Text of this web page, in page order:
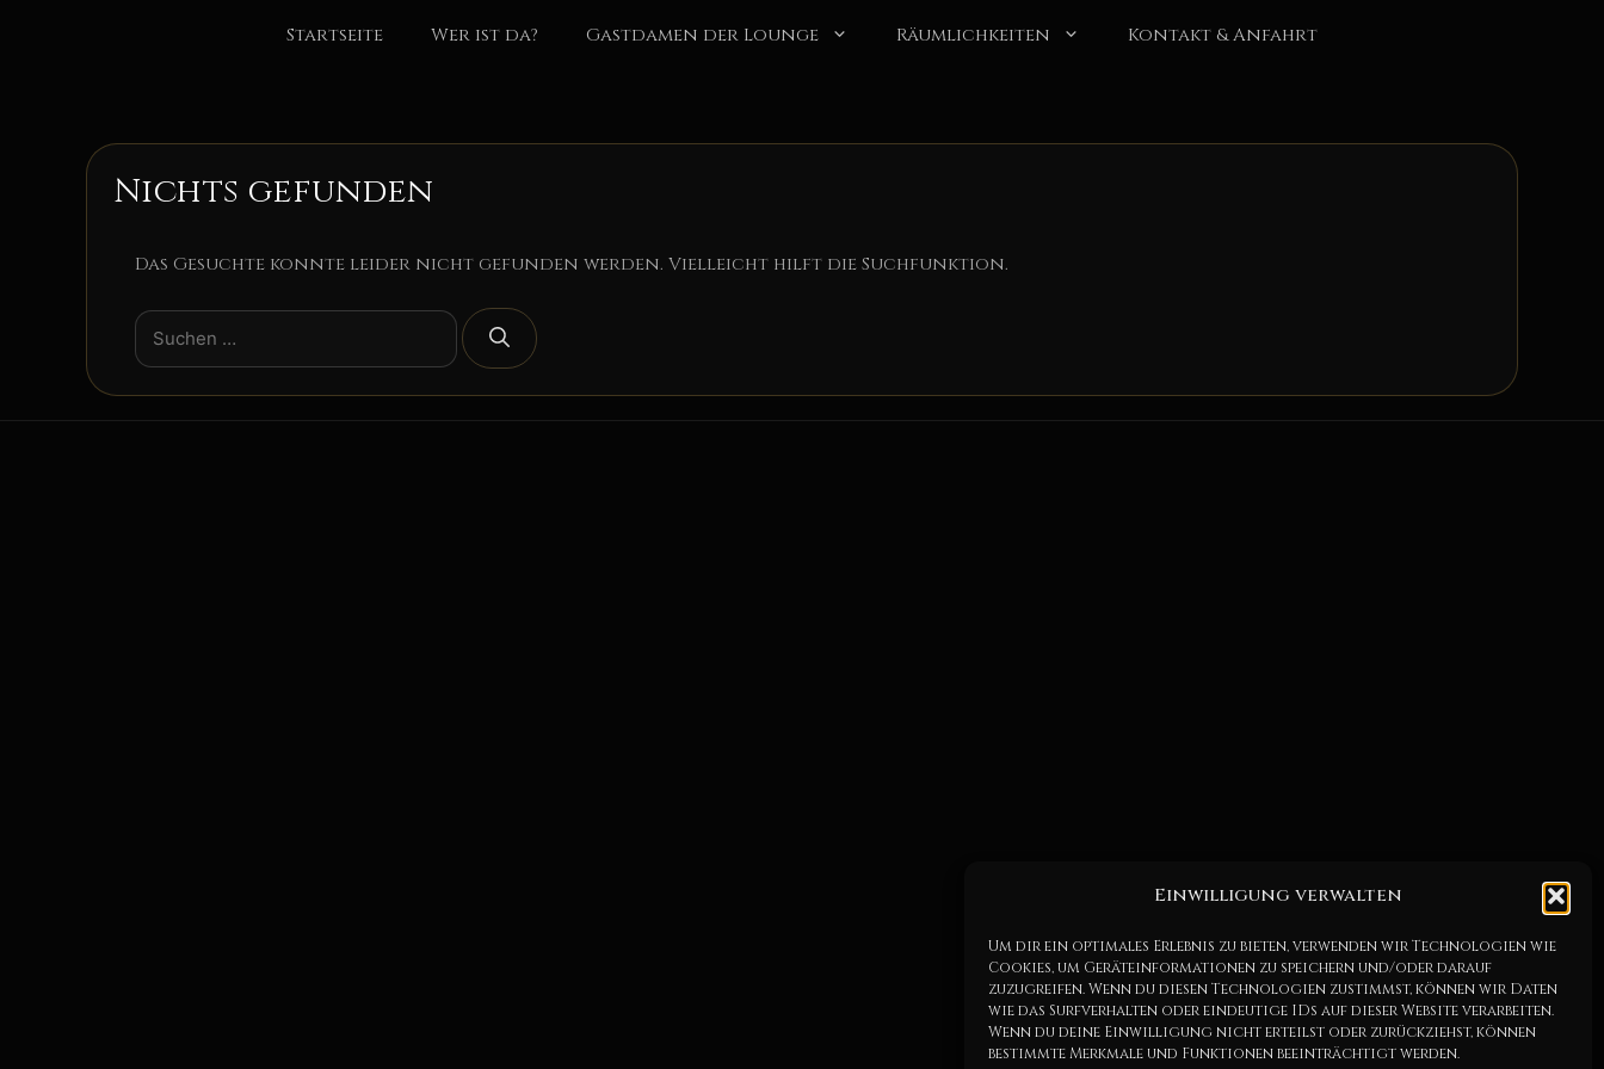
Einwilligung verwalten
Um dir ein optimales Erlebnis zu bieten, verwenden wir Technologien wie
Cookies, um Geräteinformationen zu speichern und/oder darauf
zuzugreifen. Wenn du diesen Technologien zustimmst, können wir Daten
wie das Surfverhalten oder eindeutige IDs auf dieser Website verarbeiten.
Wenn du deine Einwilligung nicht erteilst oder zurückziehst, können
bestimmte Merkmale und Funktionen beeinträchtigt werden.
Startseite Wer ist da? Gastdamen der Lounge Räumlichkeiten Kontakt & Anfahrt
Nichts gefunden
Das Gesuchte konnte leider nicht gefunden werden. Vielleicht hilft die Suchfunktion.
Suchen
nach: